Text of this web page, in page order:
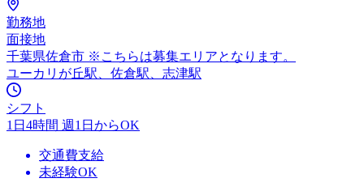
勤務地
面接地
千葉県佐倉市 ※こちらは募集エリアとなります。
ユーカリが丘駅、佐倉駅、志津駅
シフト
1日4時間 週1日からOK
交通費支給
未経験OK